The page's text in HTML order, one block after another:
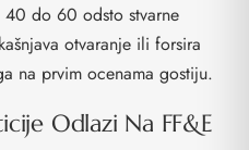
do 60 odsto stvarne
otvaranje ili forsira
na prvim ocenama gostiju.
Odlazi Na FF&E